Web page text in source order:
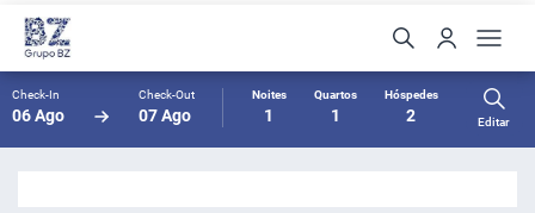
Check-In
06 Ago
Check-Out
07 Ago
Noites
1
Quartos
1
Hóspedes
2 Editar